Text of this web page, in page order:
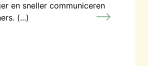
en sneller communiceren
(...)